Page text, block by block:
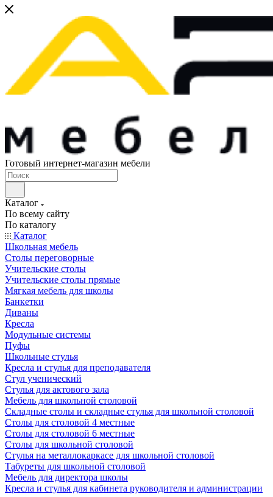
Готовый интернет-магазин мебели
Каталог
По всему сайту
По каталогу
Каталог
Школьная мебель
Столы переговорные
Учительские столы
Учительские столы прямые
Мягкая мебель для школы
Банкетки
Диваны
Кресла
Модульные системы
Пуфы
Школьные стулья
Кресла и стулья для преподавателя
Стул ученический
Стулья для актового зала
Мебель для школьной столовой
Складные столы и складные стулья для школьной столовой
Столы для столовой 4 местные
Столы для столовой 6 местные
Столы для школьной столовой
Стулья на металлокаркасе для школьной столовой
Табуреты для школьной столовой
Мебель для директора школы
Кресла и стулья для кабинета руководителя и администрации